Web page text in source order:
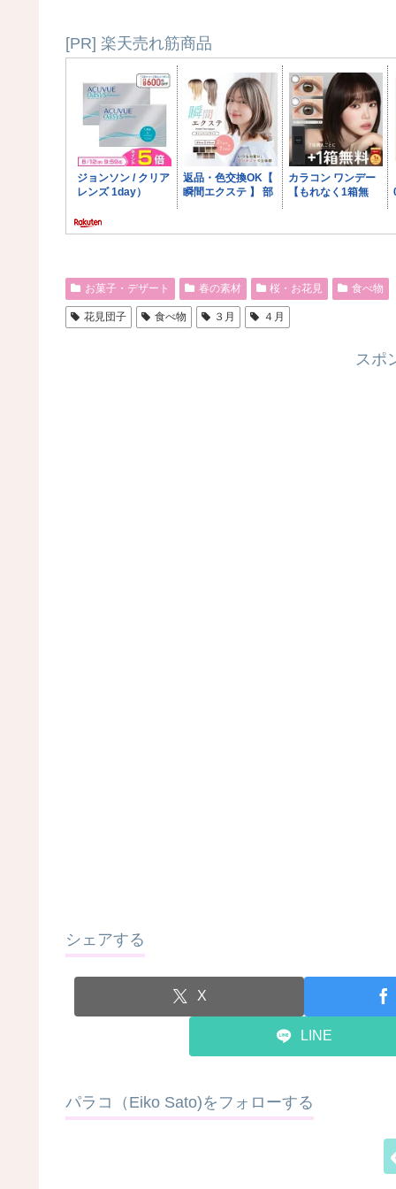
[PR] 楽天売れ筋商品
お菓子・デザート 春の素材 桜・お花見 食べ物
花見団子 食べ物 ３月 ４月
スポ
シェアする
X
LINE
パラコ（Eiko Sato)をフォローする